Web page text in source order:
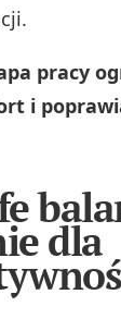
pracy
i
dla